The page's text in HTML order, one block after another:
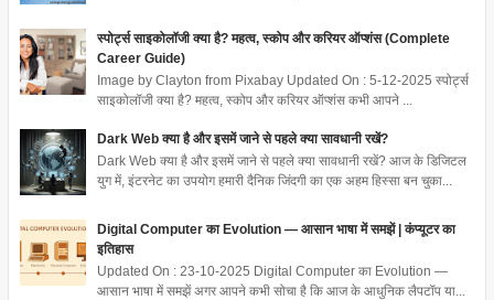
स्पोर्ट्स साइकोलॉजी क्या है? महत्व, स्कोप और करियर ऑप्शंस (Complete
Career Guide)
Image by Clayton from Pixabay Updated On : 5-12-2025 स्पोर्ट्स
साइकोलॉजी क्या है? महत्व, स्कोप और करियर ऑप्शंस कभी आपने ...
Dark Web क्या है और इसमें जाने से पहले क्या सावधानी रखें?
Dark Web क्या है और इसमें जाने से पहले क्या सावधानी रखें? आज के डिजिटल
युग में, इंटरनेट का उपयोग हमारी दैनिक जिंदगी का एक अहम हिस्सा बन चुका...
Digital Computer का Evolution — आसान भाषा में समझें | कंप्यूटर का
इतिहास
Updated On : 23-10-2025 Digital Computer का Evolution —
आसान भाषा में समझें अगर आपने कभी सोचा है कि आज के आधुनिक लैपटॉप या...